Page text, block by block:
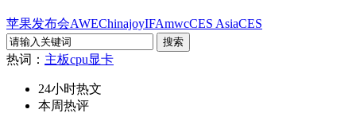
苹果发布会AWEChinajoyIFAmwcCES AsiaCES
热词： 主板cpu显卡
24小时热文
本周热评